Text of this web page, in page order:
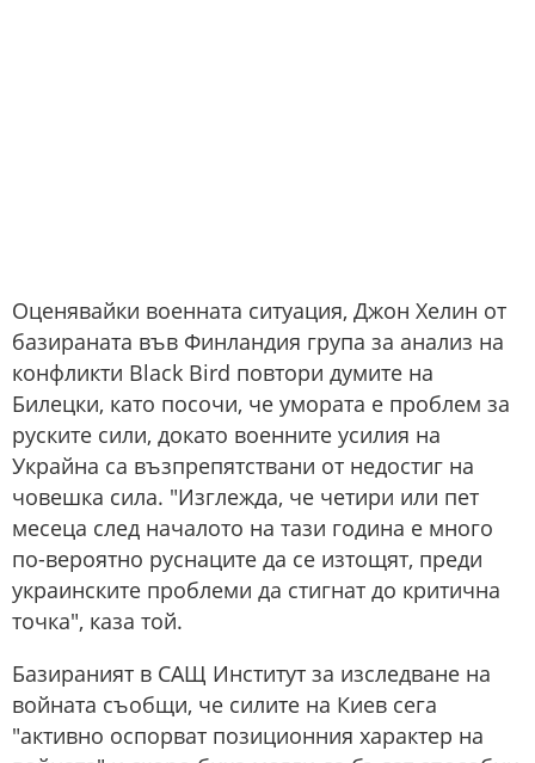
Оценявайки военната ситуация, Джон Хелин от
базираната във Финландия група за анализ на
конфликти Black Bird повтори думите на
Билецки, като посочи, че умората е проблем за
руските сили, докато военните усилия на
Украйна са възпрепятствани от недостиг на
човешка сила. "Изглежда, че четири или пет
месеца след началото на тази година е много
по-вероятно руснаците да се изтощят, преди
украинските проблеми да стигнат до критична
точка", каза той.
Базираният в САЩ Институт за изследване на
войната съобщи, че силите на Киев сега
"активно оспорват позиционния характер на